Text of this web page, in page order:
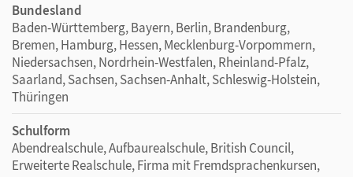
Bundesland
Baden-Württemberg, Bayern, Berlin, Brandenburg,
Bremen, Hamburg, Hessen, Mecklenburg-Vorpommern,
Niedersachsen, Nordrhein-Westfalen, Rheinland-Pfalz,
Saarland, Sachsen, Sachsen-Anhalt, Schleswig-Holstein,
Thüringen
Schulform
Abendrealschule, Aufbaurealschule, British Council,
Erweiterte Realschule, Firma mit Fremdsprachenkursen,